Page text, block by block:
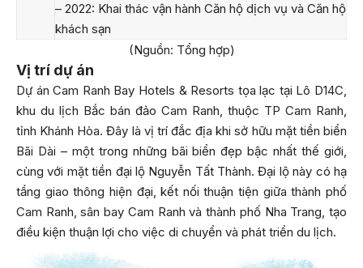
– 2022: Khai thác vận hành Căn hộ dịch vụ và Căn hộ
khách sạn
(Nguồn: Tổng hợp)
Vị trí dự án
Dự án Cam Ranh Bay Hotels & Resorts tọa lạc tại Lô D14C,
khu du lịch Bắc bán đảo Cam Ranh, thuộc TP Cam Ranh,
tỉnh Khánh Hòa. Đây là vị trí đắc địa khi sở hữu mặt tiền biển
Bãi Dài – một trong những bãi biển đẹp bậc nhất thế giới,
cùng với mặt tiền đại lộ Nguyễn Tất Thành. Đại lộ này có hạ
tầng giao thông hiện đại, kết nối thuận tiện giữa thành phố
Cam Ranh, sân bay Cam Ranh và thành phố Nha Trang, tạo
điều kiện thuận lợi cho việc di chuyển và phát triển du lịch.